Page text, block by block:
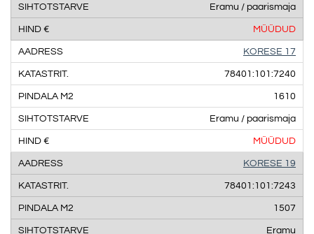
Eramu / paarismaja
MÜÜDUD
KORESE 17
78401:101:7240
1610
Eramu / paarismaja
MÜÜDUD
KORESE 19
78401:101:7243
1507
Eramu